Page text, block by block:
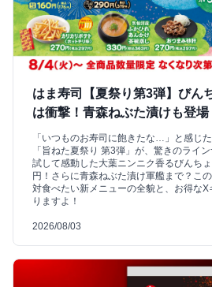
はま寿司【夏祭り第3弾】びん
は衝撃！青森ねぶた漬けも登場
「いつものお寿司に飽きたな…」と感じ
「旨ねた夏祭り 第3弾」が、驚きのライ
試して感動した大葉ニンニク香るびんち
円！さらに青森ねぶた漬け軍艦まで？こ
対食べたい新メニューの全貌と、お得な
りますよ！
2026/08/03